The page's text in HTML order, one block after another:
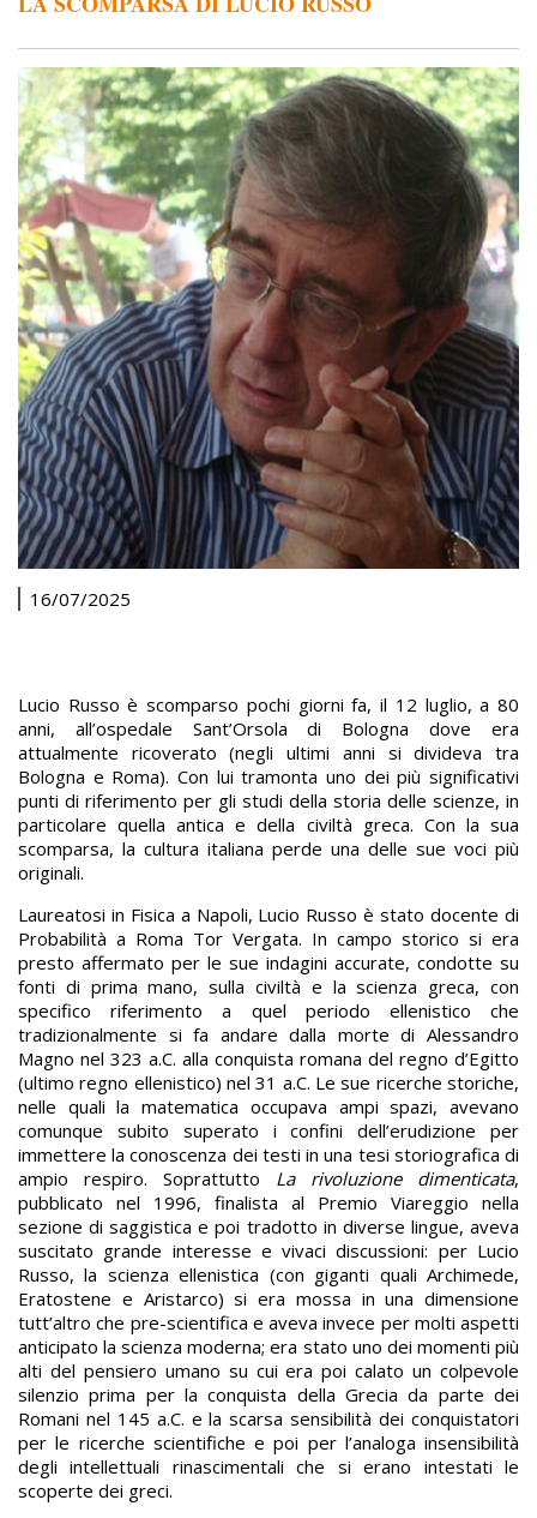
16/07/2025
Lucio Russo è scomparso pochi giorni fa, il 12 luglio, a 80
anni, all’ospedale Sant’Orsola di Bologna dove era
attualmente ricoverato (negli ultimi anni si divideva tra
Bologna e Roma). Con lui tramonta uno dei più significativi
punti di riferimento per gli studi della storia delle scienze, in
particolare quella antica e della civiltà greca. Con la sua
scomparsa, la cultura italiana perde una delle sue voci più
originali.
Laureatosi in Fisica a Napoli, Lucio Russo è stato docente di
Probabilità a Roma Tor Vergata. In campo storico si era
presto affermato per le sue indagini accurate, condotte su
fonti di prima mano, sulla civiltà e la scienza greca, con
specifico riferimento a quel periodo ellenistico che
tradizionalmente si fa andare dalla morte di Alessandro
Magno nel 323 a.C. alla conquista romana del regno d’Egitto
(ultimo regno ellenistico) nel 31 a.C. Le sue ricerche storiche,
nelle quali la matematica occupava ampi spazi, avevano
comunque subito superato i confini dell’erudizione per
immettere la conoscenza dei testi in una tesi storiografica di
ampio respiro. Soprattutto La rivoluzione dimenticata,
pubblicato nel 1996, finalista al Premio Viareggio nella
sezione di saggistica e poi tradotto in diverse lingue, aveva
suscitato grande interesse e vivaci discussioni: per Lucio
Russo, la scienza ellenistica (con giganti quali Archimede,
Eratostene e Aristarco) si era mossa in una dimensione
tutt’altro che pre-scientifica e aveva invece per molti aspetti
anticipato la scienza moderna; era stato uno dei momenti più
alti del pensiero umano su cui era poi calato un colpevole
silenzio prima per la conquista della Grecia da parte dei
Romani nel 145 a.C. e la scarsa sensibilità dei conquistatori
per le ricerche scientifiche e poi per l’analoga insensibilità
degli intellettuali rinascimentali che si erano intestati le
scoperte dei greci.